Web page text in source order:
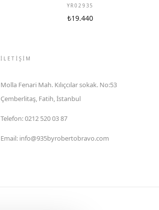
YR02935
₺19.440
İLETIŞIM
Molla Fenari Mah. Kılıçcılar sokak. No:53
Çemberlitaş, Fatih, İstanbul
Telefon:0212 520 03 87
Email: info@935byrobertobravo.com